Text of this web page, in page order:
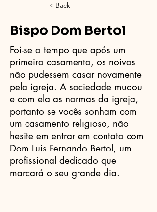
< Back
Bispo Dom Bertol
Foi-se o tempo que após um
primeiro casamento, os noivos
não pudessem casar novamente
pela igreja. A sociedade mudou
e com ela as normas da igreja,
portanto se vocês sonham com
um casamento religioso, não
hesite em entrar em contato com
Dom Luis Fernando Bertol, um
profissional dedicado que
marcará o seu grande dia.